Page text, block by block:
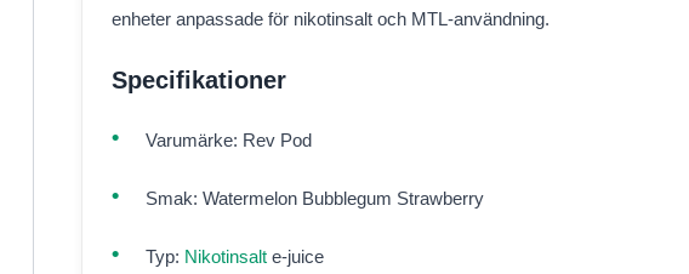
enheter anpassade för nikotinsalt och MTL-användning.
Specifikationer
Varumärke: Rev Pod
Smak: Watermelon Bubblegum Strawberry
Typ: Nikotinsalt e-juice